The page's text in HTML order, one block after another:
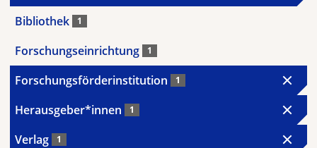
Bibliothek 1
Forschungseinrichtung 1
Forschungsförderinstitution 1
Herausgeber*innen 1
Verlag 1